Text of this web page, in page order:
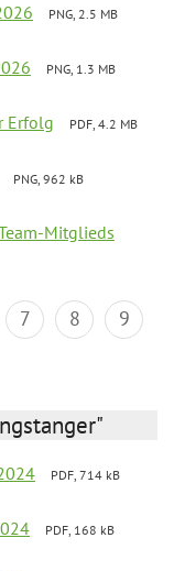
PNG, 2.5 MB
PNG, 1.3 MB
Erfolg
PDF, 4.2 MB
PNG, 962 kB
Mitglieds
7 8
9
PDF, 714 kB
PDF, 168 kB